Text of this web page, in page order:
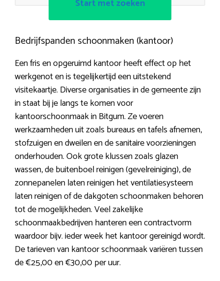
Start met zoeken
Bedrijfspanden schoonmaken (kantoor)
Een fris en opgeruimd kantoor heeft effect op het
werkgenot en is tegelijkertijd een uitstekend
visitekaartje. Diverse organisaties in de gemeente zijn
in staat bij je langs te komen voor
kantoorschoonmaak in Bitgum. Ze voeren
werkzaamheden uit zoals bureaus en tafels afnemen,
stofzuigen en dweilen en de sanitaire voorzieningen
onderhouden. Ook grote klussen zoals glazen
wassen, de buitenboel reinigen (gevelreiniging), de
zonnepanelen laten reinigen het ventilatiesysteem
laten reinigen of de dakgoten schoonmaken behoren
tot de mogelijkheden. Veel zakelijke
schoonmaakbedrijven hanteren een contractvorm
waardoor bijv. ieder week het kantoor gereinigd wordt.
De tarieven van kantoor schoonmaak variëren tussen
de €25,00 en €30,00 per uur.